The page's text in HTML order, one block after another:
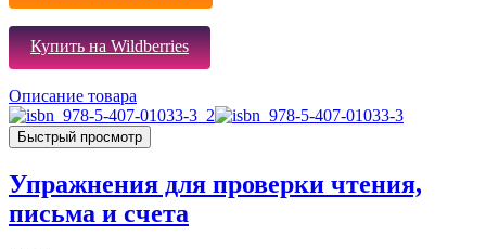
Купить на Wildberries
Описание товара
Быстрый просмотр
Упражнения для проверки чтения,
письма и счета